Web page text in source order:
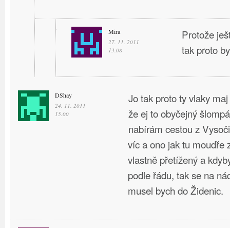
Mira
27. 11. 2011
13.08
Protože
tak proto
DShay
24. 11. 2011
15.00
Jo tak proto ty vlaky
že ej to obyčejný
nabírám cestou z
víc a ono jak tu moudře
vlastně přetížený a
podle řádu, tak se na
musel bych do Židenic.